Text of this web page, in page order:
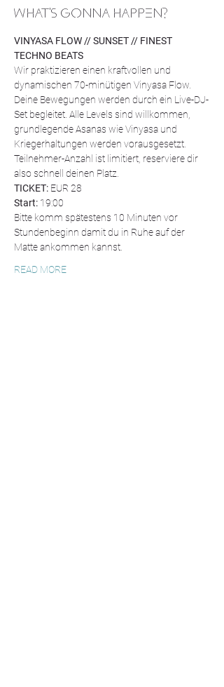
WHAT'S GONNA HAPPEN?
VINYASA FLOW // SUNSET // FINEST
TECHNO BEATS
Wir praktizieren einen kraftvollen und
dynamischen 70-minütigen Vinyasa Flow.
Deine Bewegungen werden durch ein Live-DJ-
Set begleitet. Alle Levels sind willkommen,
grundlegende Asanas wie Vinyasa und
Kriegerhaltungen werden vorausgesetzt.
Teilnehmer-Anzahl ist limitiert, reserviere dir
also schnell deinen Platz.
TICKET: EUR 28
Start: 19:00
Bitte komm spätestens 10 Minuten vor
Stundenbeginn damit du in Ruhe auf der
Matte ankommen kannst.
READ MORE